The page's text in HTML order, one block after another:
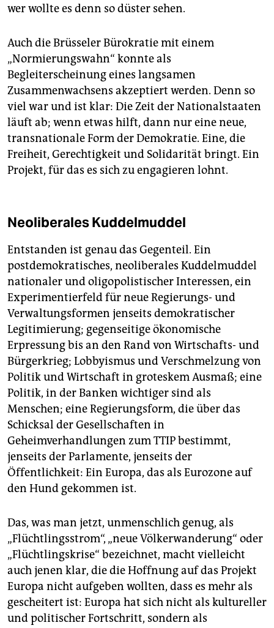
wer wollte es denn so düster sehen.
Auch die Brüsseler Bürokratie mit einem
„Normierungswahn“ konnte als
Begleiterscheinung eines langsamen
Zusammenwachsens akzeptiert werden. Denn so
viel war und ist klar: Die Zeit der Nationalstaaten
läuft ab; wenn etwas hilft, dann nur eine neue,
transnationale Form der Demokratie. Eine, die
Freiheit, Gerechtigkeit und Solidarität bringt. Ein
Projekt, für das es sich zu engagieren lohnt.
Neoliberales Kuddelmuddel
Entstanden ist genau das Gegenteil. Ein
postdemokratisches, neoliberales Kuddelmuddel
nationaler und oligopolistischer Interessen, ein
Experimentierfeld für neue Regierungs- und
Verwaltungsformen jenseits demokratischer
Legitimierung; gegenseitige ökonomische
Erpressung bis an den Rand von Wirtschafts- und
Bürgerkrieg; Lobbyismus und Verschmelzung von
Politik und Wirtschaft in groteskem Ausmaß; eine
Politik, in der Banken wichtiger sind als
Menschen; eine Regierungsform, die über das
Schicksal der Gesellschaften in
Geheimverhandlungen zum TTIP bestimmt,
jenseits der Parlamente, jenseits der
Öffentlichkeit: Ein Europa, das als Eurozone auf
den Hund gekommen ist.
Das, was man jetzt, unmenschlich genug, als
„Flüchtlingsstrom“, „neue Völkerwanderung“ oder
„Flüchtlingskrise“ bezeichnet, macht vielleicht
auch jenen klar, die die Hoffnung auf das Projekt
Europa nicht aufgeben wollten, dass es mehr als
gescheitert ist: Europa hat sich nicht als kultureller
und politischer Fortschritt, sondern als